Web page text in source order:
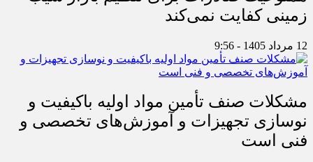
زمینی کفایت نمی‌کند
12 مرداد 1405 - 9:56
مشکلات صنف تأمین مواد اولیه باکیفیت و
نوسازی تجهیزات و آموزش‌های تخصصی و
فنی است